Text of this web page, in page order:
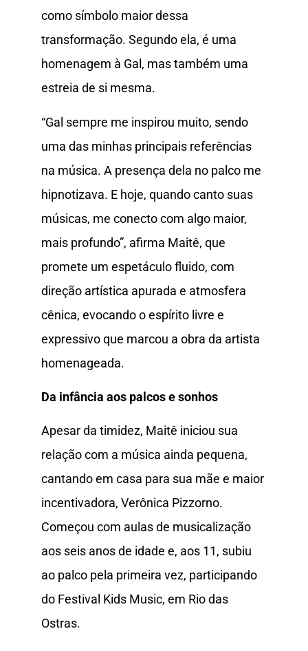
como símbolo maior dessa
transformação. Segundo ela, é uma
homenagem à Gal, mas também uma
estreia de si mesma.
“Gal sempre me inspirou muito, sendo
uma das minhas principais referências
na música. A presença dela no palco me
hipnotizava. E hoje, quando canto suas
músicas, me conecto com algo maior,
mais profundo”, afirma Maitê, que
promete um espetáculo fluido, com
direção artística apurada e atmosfera
cênica, evocando o espírito livre e
expressivo que marcou a obra da artista
homenageada.
Da infância aos palcos e sonhos
Apesar da timidez, Maitê iniciou sua
relação com a música ainda pequena,
cantando em casa para sua mãe e maior
incentivadora, Verônica Pizzorno.
Começou com aulas de musicalização
aos seis anos de idade e, aos 11, subiu
ao palco pela primeira vez, participando
do Festival Kids Music, em Rio das
Ostras.